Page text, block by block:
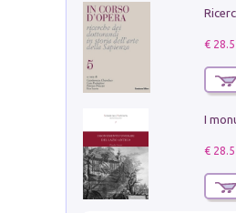
€ 28.5
€ 28.5